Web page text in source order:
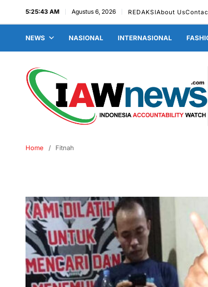
5:25:44 AM Agustus 6, 2026 REDAKSIAbout Us
NEWS NASIONAL INTERNASIONAL
Home Fitnah